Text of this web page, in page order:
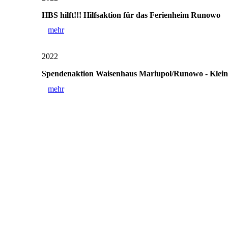
HBS hilft!!! Hilfsaktion für das Ferienheim Runowo
mehr
2022
Spendenaktion Waisenhaus Mariupol/Runowo -
mehr